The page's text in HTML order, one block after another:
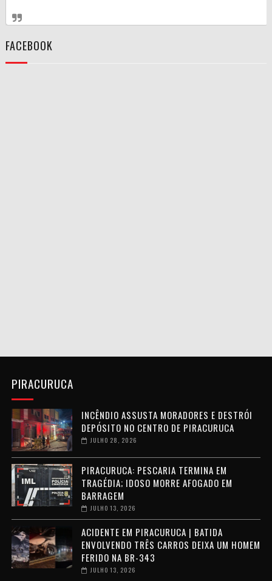
FACEBOOK
PIRACURUCA
INCÊNDIO ASSUSTA MORADORES E DESTRÓI
DEPÓSITO NO CENTRO DE PIRACURUCA
JULHO 28, 2026
PIRACURUCA: PESCARIA TERMINA EM
TRAGÉDIA; IDOSO MORRE AFOGADO EM
BARRAGEM
JULHO 13, 2026
ACIDENTE EM PIRACURUCA | BATIDA
ENVOLVENDO TRÊS CARROS DEIXA UM HOMEM
FERIDO NA BR-343
JULHO 13, 2026